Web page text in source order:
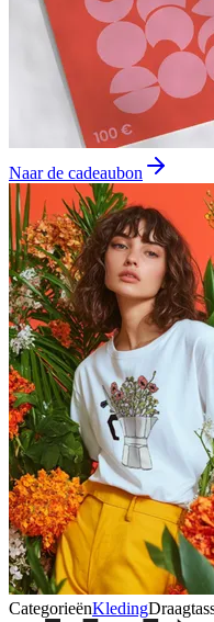
Naar de cadeaubon
CategorieënKleding